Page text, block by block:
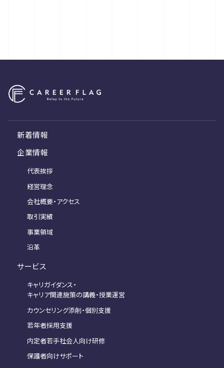
新着情報
企業情報
代表挨拶
経営理念
会社概要・アクセス
取引実績
事業領域
沿革
サービス
キャリガイダンス・
キャリア関連施策の講義・授業運営
カウンセリング添削・個別支援
若年者採用支援
内定者若手社会人向け研修
保護者向けサポート